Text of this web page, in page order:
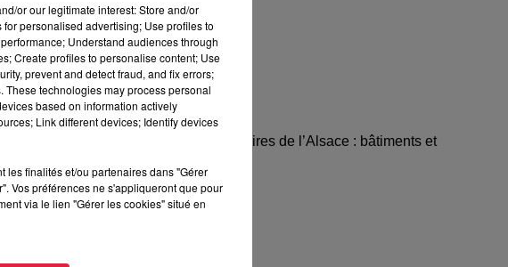
présente les Arts et Traditions Populaires de l’Alsace : bâtiments et
or our legitimate interest: Store and/or
personalised advertising; Use profiles to
Understand audiences through
Create profiles to personalise content; Use
prevent and detect fraud, and fix errors;
technologies may process personal
based on information actively
Link different devices; Identify devices
les finalités et/ou partenaires dans "Gérer
Vos préférences ne s'appliqueront que pour
via le lien "Gérer les cookies" situé en